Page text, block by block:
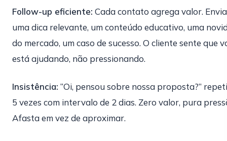
Follow-up eficiente: Cada contato agrega valor. Envia
uma dica relevante, um conteúdo educativo, uma
do mercado, um caso de sucesso. O cliente sente que
está ajudando, não pressionando.
Insistência: “Oi, pensou sobre nossa proposta?”
5 vezes com intervalo de 2 dias. Zero valor, pura
Afasta em vez de aproximar.